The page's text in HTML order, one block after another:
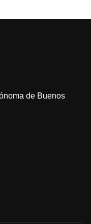
de Buenos